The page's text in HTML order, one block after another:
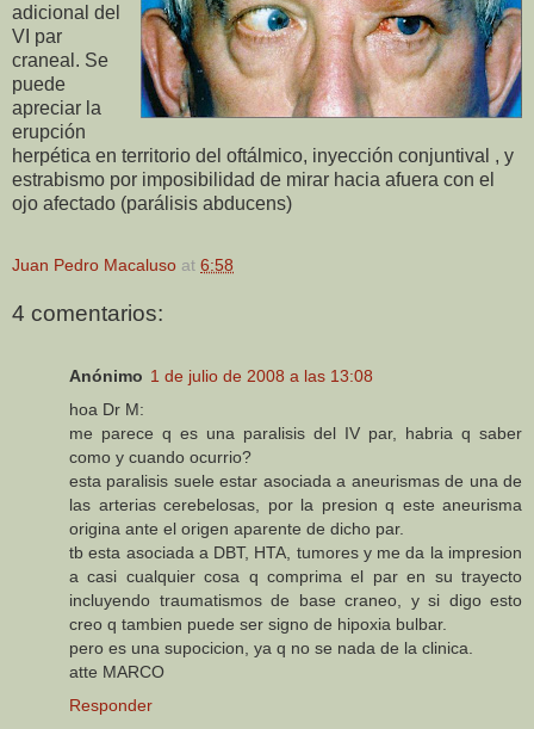
adicional del
VI par
craneal. Se
puede
apreciar la
erupción
herpética en territorio del oftálmico, inyección conjuntival , y
estrabismo por imposibilidad de mirar hacia afuera con el
ojo afectado (parálisis abducens)
Juan Pedro Macaluso at 6:58
4 comentarios:
Anónimo 1 de julio de 2008 a las 13:08
hoa Dr M:
me parece q es una paralisis del IV par, habria q saber
como y cuando ocurrio?
esta paralisis suele estar asociada a aneurismas de una de
las arterias cerebelosas, por la presion q este aneurisma
origina ante el origen aparente de dicho par.
tb esta asociada a DBT, HTA, tumores y me da la impresion
a casi cualquier cosa q comprima el par en su trayecto
incluyendo traumatismos de base craneo, y si digo esto
creo q tambien puede ser signo de hipoxia bulbar.
pero es una supocicion, ya q no se nada de la clinica.
atte MARCO
Responder